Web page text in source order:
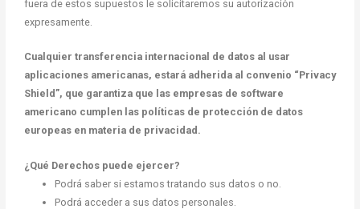
fuera de estos supuestos le solicitaremos su autorización
expresamente.
Cualquier transferencia internacional de datos al usar
aplicaciones americanas, estará adherida al convenio “Privacy
Shield”, que garantiza que las empresas de software
americano cumplen las políticas de protección de datos
europeas en materia de privacidad.
¿Qué Derechos puede ejercer?
Podrá saber si estamos tratando sus datos o no.
Podrá acceder a sus datos personales.